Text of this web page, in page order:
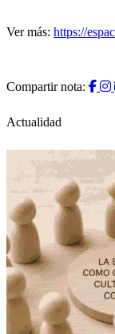
Ver más: https://
Compartir nota:
Actualidad